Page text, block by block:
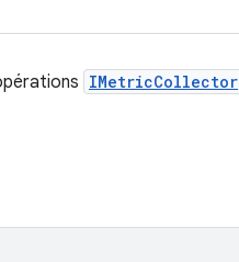
IMetricCollector